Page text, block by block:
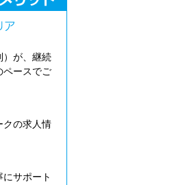
）が、継続
ペースでご
クの求人情
サポート